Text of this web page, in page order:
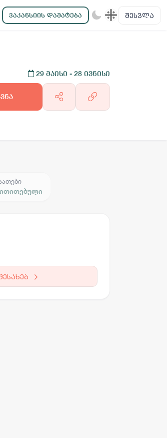
ᲕᲐᲙᲐᲜᲡᲘᲘᲡ ᲓᲐᲛᲐᲢᲔᲑᲐ ᲨᲔᲡᲕᲚᲐ
29 მაისი - 28 ივნისი